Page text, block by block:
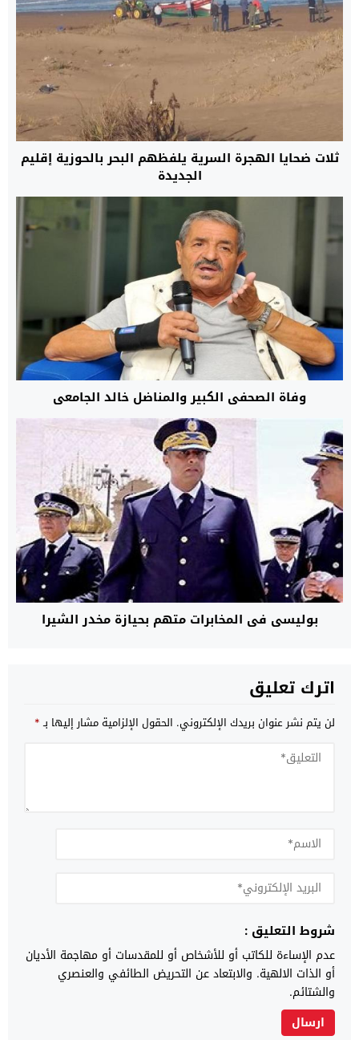
ثلات ضحايا الهجرة السرية يلفظهم البحر بالحوزية إقليم
الجديدة
وفاة الصحفي الكبير والمناضل خالد الجامعي
بوليسي في المخابرات متهم بحيازة مخدر الشيرا
اترك تعليق
لن يتم نشر عنوان بريدك الإلكتروني. الحقول الإلزامية مشار إليها بـ*
شروط التعليق :
عدم الإساءة للكاتب أو للأشخاص أو للمقدسات أو مهاجمة الأديان
أو الذات الالهية. والابتعاد عن التحريض الطائفي والعنصري
والشتائم.